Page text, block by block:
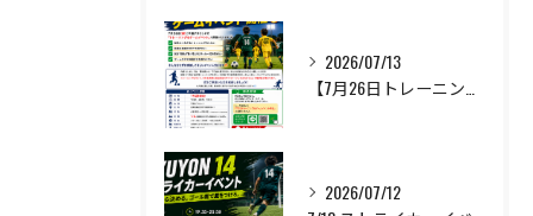
2026/07/13
2026/07/12